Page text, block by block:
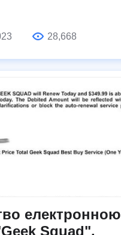
28,668
електронною
Squad".